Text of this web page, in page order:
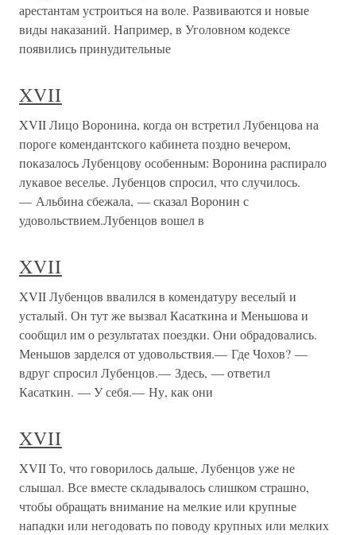
арестантам устроиться на воле. Развиваются и новые
виды наказаний. Например, в Уголовном кодексе
появились принудительные
XVII
XVII Лицо Воронина, когда он встретил Лубенцова на
пороге комендантского кабинета поздно вечером,
показалось Лубенцову особенным: Воронина распирало
лукавое веселье. Лубенцов спросил, что случилось.
— Альбина сбежала, — сказал Воронин с
удовольствием.Лубенцов вошел в
XVII
XVII Лубенцов ввалился в комендатуру веселый и
усталый. Он тут же вызвал Касаткина и Меньшова и
сообщил им о результатах поездки. Они обрадовались.
Меньшов зарделся от удовольствия.— Где Чохов? —
вдруг спросил Лубенцов.— Здесь, — ответил
Касаткин. — У себя.— Ну, как они
XVII
XVII То, что говорилось дальше, Лубенцов уже не
слышал. Все вместе складывалось слишком страшно,
чтобы обращать внимание на мелкие или крупные
нападки или негодовать по поводу крупных или мелких